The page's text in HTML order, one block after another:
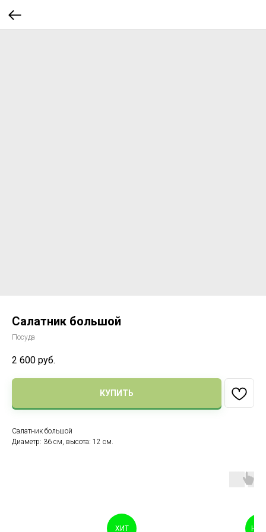
Салатник большой
Посуда
2 600 руб.
КУПИТЬ
Салатник большой
Диаметр: 36 см, высота: 12 см.
ХИТ